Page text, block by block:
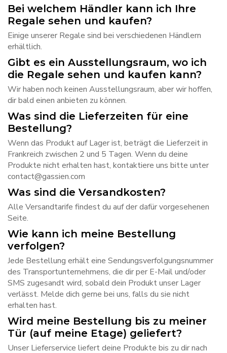
Bei welchem Händler kann ich Ihre
Regale sehen und kaufen?
Einige unserer Regale sind bei verschiedenen Händlern
erhältlich.
Gibt es ein Ausstellungsraum, wo ich
die Regale sehen und kaufen kann?
Wir haben noch keinen Ausstellungsraum, aber wir hoffen,
dir bald einen anbieten zu können.
Was sind die Lieferzeiten für eine
Bestellung?
Wenn das Produkt auf Lager ist, beträgt die Lieferzeit in
Frankreich zwischen 2 und 5 Tagen. Wenn du deine
Produkte nicht erhalten hast, kontaktiere uns bitte unter
contact@gassien.com
Was sind die Versandkosten?
Alle Versandtarife findest du auf der dafür vorgesehenen
Seite.
Wie kann ich meine Bestellung
verfolgen?
Jede Bestellung erhält eine Sendungsverfolgungsnummer
des Transportunternehmens, die dir per E-Mail und/oder
SMS zugesandt wird, sobald dein Produkt unser Lager
verlässt. Melde dich gerne bei uns, falls du sie nicht
erhalten hast.
Wird meine Bestellung bis zu meiner
Tür (auf meine Etage) geliefert?
Unser Lieferservice liefert deine Produkte bis zu dir nach